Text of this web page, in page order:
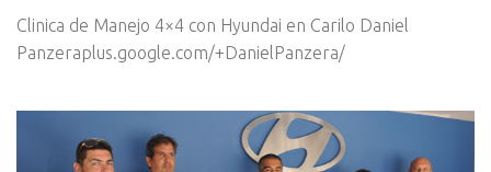
Clinica de Manejo 4×4 con Hyundai en Carilo Daniel
Panzeraplus.google.com/+DanielPanzera/